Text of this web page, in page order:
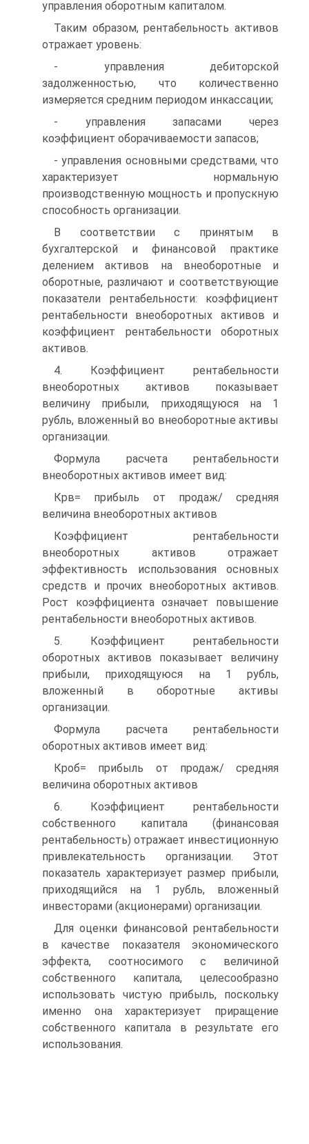
управления оборотным капиталом.
Таким образом, рентабельность активов
отражает уровень:
- управления дебиторской
задолженностью, что количественно
измеряется средним периодом инкассации;
- управления запасами через
коэффициент оборачиваемости запасов;
- управления основными средствами, что
характеризует нормальную
производственную мощность и пропускную
способность организации.
В соответствии с принятым в
бухгалтерской и финансовой практике
делением активов на внеоборотные и
оборотные, различают и соответствующие
показатели рентабельности: коэффициент
рентабельности внеоборотных активов и
коэффициент рентабельности оборотных
активов.
4. Коэффициент рентабельности
внеоборотных активов показывает
величину прибыли, приходящуюся на 1
рубль, вложенный во внеоборотные активы
организации.
Формула расчета рентабельности
внеоборотных активов имеет вид:
Крв= прибыль от продаж/ средняя
величина внеоборотных активов
Коэффициент рентабельности
внеоборотных активов отражает
эффективность использования основных
средств и прочих внеоборот­ных активов.
Рост коэффициента означает повышение
рентабельности внеоборотных активов.
5. Коэффициент рентабельности
оборотных активов показывает величину
прибыли, приходящуюся на 1 рубль,
вложенный в оборотные активы
организации.
Формула расчета рентабельности
оборотных активов имеет вид:
Кроб= прибыль от продаж/ средняя
величина оборотных активов
6. Коэффициент рентабельности
собственного капитала (финансовая
рентабельность) отражает инвестиционную
привлекательность организации. Этот
показатель характеризует размер прибыли,
приходящийся на 1 рубль, вложенный
инвесторами (акционерами) организации.
Для оценки финансовой рентабельности
в качестве показателя экономического
эффекта, соотносимого с величиной
собственного капитала, целесообразно
использовать чистую прибыль, поскольку
именно она характеризует приращение
собственного капитала в результате его
использования.